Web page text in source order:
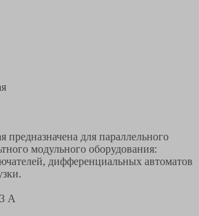
для параллельного
модульного оборудования:
дифференциальных автоматов
А